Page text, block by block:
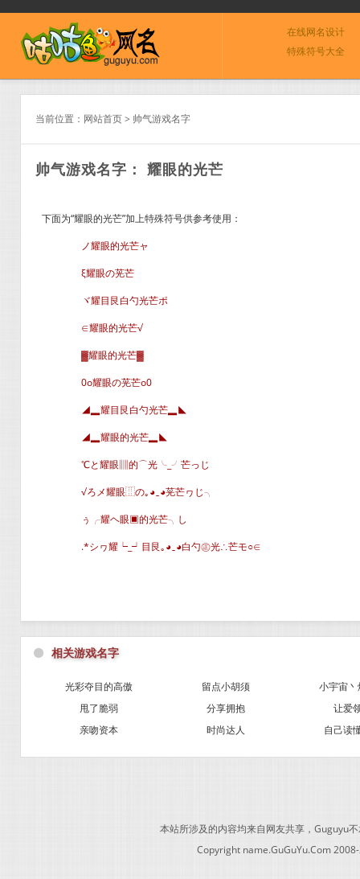
在线网名设计
特殊符号大全
当前位置： 网站首页> 帅气游戏名字
帅气游戏名字： 耀眼的光芒
下面为“耀眼的光芒”加上特殊符号供参考使用：
ノ耀眼的光芒ャ
ξ耀眼の茪芒
ヾ耀目艮白勺光芒ポ
∈耀眼的光芒√
▓耀眼的光芒▓
0o耀眼の茪芒o0
◢▂耀目艮白勺光芒▂◣
◢▂耀眼的光芒▂◣
℃と耀眼▥的⌒光╰_╯芒っじ
√ろメ耀眼⿲の｡◕‿◕茪芒ヮじ╮
ぅ╭耀ヘ眼▣的光芒╮し
.*シヮ耀┕_┙目艮｡◕‿◕白勺㊣光∴芒モ○∈
⚫ 相关游戏名字
光彩夺目的高傲 留点小胡须
小宇宙
甩了脆弱
分享拥抱
让爱
亲吻资本
时尚达人 自己读
本站所涉及的内容均来自网友共享，Guguyu
Copyright name.GuGuYu.Com